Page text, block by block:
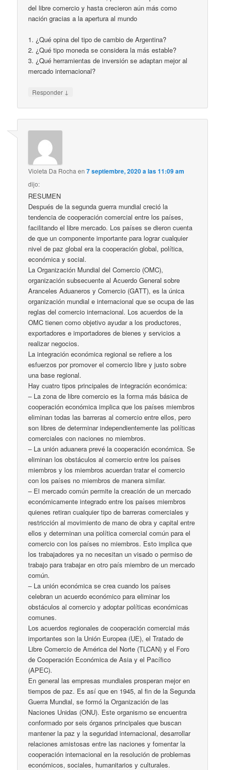
del libre comercio y hasta crecieron aún más como
nación gracias a la apertura al mundo
1. ¿Qué opina del tipo de cambio de Argentina?
2. ¿Qué tipo moneda se considera la más estable?
3. ¿Qué herramientas de inversión se adaptan mejor al
mercado internacional?
Responder ↓
Violeta Da Rocha en7 septiembre, 2020 a las 11:09 am
dijo:
RESUMEN
Después de la segunda guerra mundial creció la
tendencia de cooperación comercial entre los países,
facilitando el libre mercado. Los países se dieron cuenta
de que un componente importante para lograr cualquier
nivel de paz global era la cooperación global, política,
económica y social.
La Organización Mundial del Comercio (OMC),
organización subsecuente al Acuerdo General sobre
Aranceles Aduaneros y Comercio (GATT), es la única
organización mundial e internacional que se ocupa de las
reglas del comercio internacional. Los acuerdos de la
OMC tienen como objetivo ayudar a los productores,
exportadores e importadores de bienes y servicios a
realizar negocios.
La integración económica regional se refiere a los
esfuerzos por promover el comercio libre y justo sobre
una base regional.
Hay cuatro tipos principales de integración económica:
– La zona de libre comercio es la forma más básica de
cooperación económica implica que los países miembros
eliminan todas las barreras al comercio entre ellos, pero
son libres de determinar independientemente las políticas
comerciales con naciones no miembros.
– La unión aduanera prevé la cooperación económica. Se
eliminan los obstáculos al comercio entre los países
miembros y los miembros acuerdan tratar el comercio
con los países no miembros de manera similar.
– El mercado común permite la creación de un mercado
económicamente integrado entre los países miembros
quienes retiran cualquier tipo de barreras comerciales y
restricción al movimiento de mano de obra y capital entre
ellos y determinan una política comercial común para el
comercio con los países no miembros. Esto implica que
los trabajadores ya no necesitan un visado o permiso de
trabajo para trabajar en otro país miembro de un mercado
común.
– La unión económica se crea cuando los países
celebran un acuerdo económico para eliminar los
obstáculos al comercio y adoptar políticas económicas
comunes.
Los acuerdos regionales de cooperación comercial más
importantes son la Unión Europea (UE), el Tratado de
Libre Comercio de América del Norte (TLCAN) y el Foro
de Cooperación Económica de Asia y el Pacífico
(APEC).
En general las empresas mundiales prosperan mejor en
tiempos de paz. Es así que en 1945, al fin de la Segunda
Guerra Mundial, se formó la Organización de las
Naciones Unidas (ONU). Este organismo se encuentra
conformado por seis órganos principales que buscan
mantener la paz y la seguridad internacional, desarrollar
relaciones amistosas entre las naciones y fomentar la
cooperación internacional en la resolución de problemas
económicos, sociales, humanitarios y culturales.